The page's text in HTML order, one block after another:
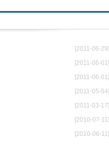
[2011-06-29]
[2011-06-01]
[2011-06-01]
[2011-05-04]
[2011-03-17]
[2010-07-11]
[2010-06-11]